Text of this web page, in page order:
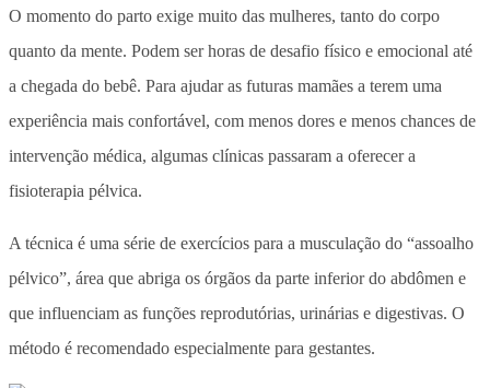
O momento do parto exige muito das mulheres, tanto do corpo
quanto da mente. Podem ser horas de desafio físico e emocional até
a chegada do bebê. Para ajudar as futuras mamães a terem uma
experiência mais confortável, com menos dores e menos chances de
intervenção médica, algumas clínicas passaram a oferecer a
fisioterapia pélvica.
A técnica é uma série de exercícios para a musculação do “assoalho
pélvico”, área que abriga os órgãos da parte inferior do abdômen e
que influenciam as funções reprodutórias, urinárias e digestivas. O
método é recomendado especialmente para gestantes.